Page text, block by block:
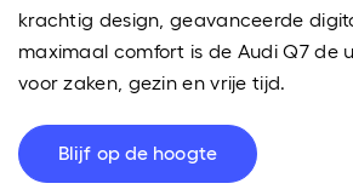
krachtig design, geavanceerde
maximaal comfort is de Audi Q7 de
voor zaken, gezin en vrije tijd.
Blijf op de hoogte